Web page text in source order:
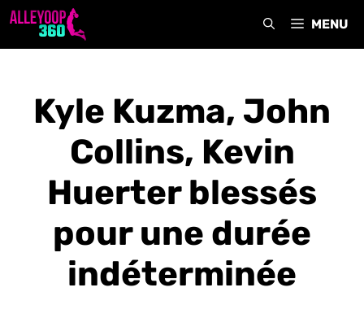
Aller
MENU
Kyle Kuzma, John
Collins, Kevin
Huerter blessés
pour une durée
indéterminée